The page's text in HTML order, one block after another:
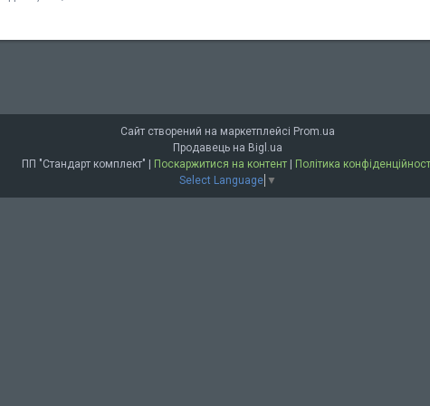
Сайт створений на маркетплейсі Prom.ua
Продавець на Bigl.ua
ПП "Стандарт комплект" | Поскаржитися на контент | Політика
Select Language ▼